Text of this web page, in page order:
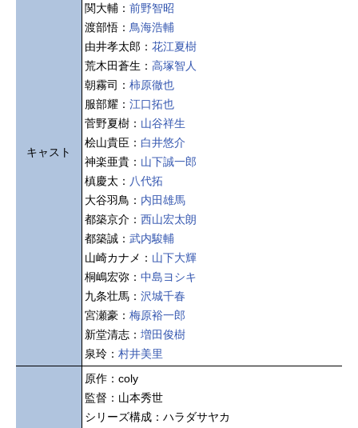
キャスト
関大輔： 前野智昭
渡部悟： 鳥海浩輔
由井孝太郎： 花江夏樹
荒木田蒼生： 高塚智人
朝霧司： 柿原徹也
服部耀： 江口拓也
菅野夏樹： 山谷祥生
桧山貴臣： 白井悠介
神楽亜貴： 山下誠一郎
槙慶太： 八代拓
大谷羽鳥： 内田雄馬
都築京介： 西山宏太朗
都築誠： 武内駿輔
山崎カナメ： 山下大輝
桐嶋宏弥： 中島ヨシキ
九条壮馬： 沢城千春
宮瀬豪： 梅原裕一郎
新堂清志： 増田俊樹
泉玲： 村井美里
原作：coly
監督：山本秀世
シリーズ構成：ハラダサヤカ